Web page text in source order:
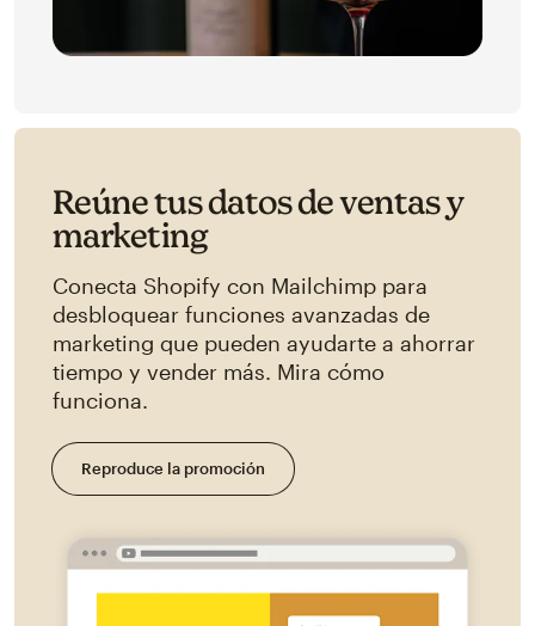
Reúne tus datos de ventas y
marketing
Conecta Shopify con Mailchimp para
desbloquear funciones avanzadas de
marketing que pueden ayudarte a ahorrar
tiempo y vender más. Mira cómo
funciona.
Reproduce la promoción